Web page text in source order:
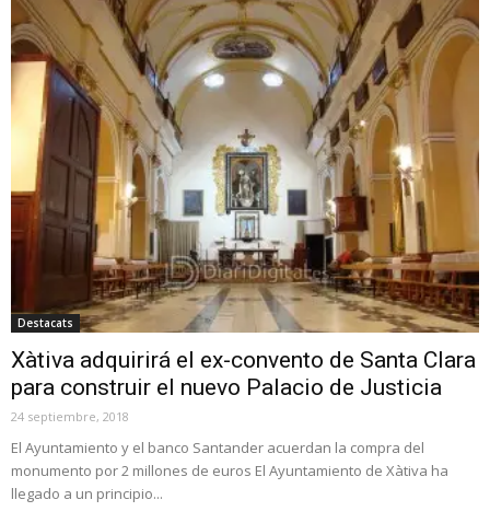
Destacats
Xàtiva adquirirá el ex-convento de Santa Clara
para construir el nuevo Palacio de Justicia
24 septiembre, 2018
El Ayuntamiento y el banco Santander acuerdan la compra del
monumento por 2 millones de euros El Ayuntamiento de Xàtiva ha
llegado a un principio...